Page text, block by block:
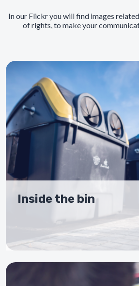
In our Flickr you will find images
of rights, to make your
Inside the bin